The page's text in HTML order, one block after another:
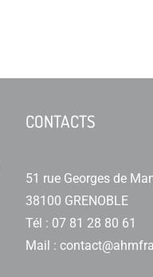
CONTACTS
51 rue Georges de
38100 GRENOBLE
Tél : 07 81 28 80 61
Mail :